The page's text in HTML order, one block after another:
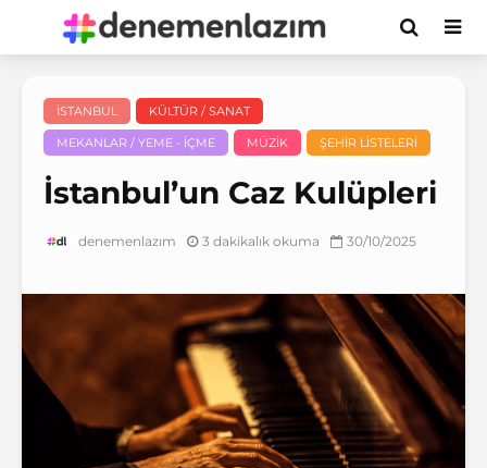
İSTANBUL KÜLTÜR / SANAT
MEKANLAR / YEME - İÇME MÜZIK ŞEHIR LISTELERI
İstanbul’un Caz Kulüpleri
denemenlazım 3 dakikalık okuma 30/10/2025